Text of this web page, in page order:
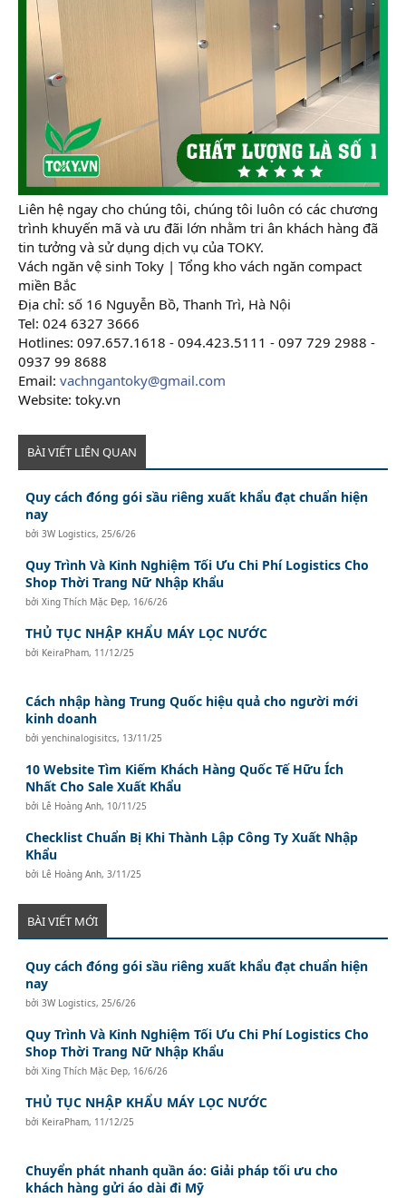
Liên hệ ngay cho chúng tôi, chúng tôi luôn có các chương
trình khuyến mã và ưu đãi lớn nhằm tri ân khách hàng đã
tin tưởng và sử dụng dịch vụ của TOKY.
Vách ngăn vệ sinh Toky | Tổng kho vách ngăn compact
miền Bắc
Địa chỉ: số 16 Nguyễn Bồ, Thanh Trì, Hà Nội
Tel: 024 6327 3666
Hotlines: 097.657.1618 - 094.423.5111 - 097 729 2988 -
0937 99 8688
Email: vachngantoky@gmail.com
Website: toky.vn
BÀI VIẾT LIÊN QUAN
Quy cách đóng gói sầu riêng xuất khẩu đạt chuẩn hiện
nay
bởi3W Logistics,25/6/26
Quy Trình Và Kinh Nghiệm Tối Ưu Chi Phí Logistics Cho
Shop Thời Trang Nữ Nhập Khẩu
bởiXing Thích Mặc Đẹp, 16/6/26
THỦ TỤC NHẬP KHẨU MÁY LỌC NƯỚC
bởi KeiraPham, 11/12/25
Cách nhập hàng Trung Quốc hiệu quả cho người mới
kinh doanh
bởiyenchinalogisitcs, 13/11/25
10 Website Tìm Kiếm Khách Hàng Quốc Tế Hữu Ích
Nhất Cho Sale Xuất Khẩu
bởi Lê Hoàng Anh, 10/11/25
Checklist Chuẩn Bị Khi Thành Lập Công Ty Xuất Nhập
Khẩu
bởi Lê Hoàng Anh,3/11/25
BÀI VIẾT MỚI
Quy cách đóng gói sầu riêng xuất khẩu đạt chuẩn hiện
nay
bởi3W Logistics,25/6/26
Quy Trình Và Kinh Nghiệm Tối Ưu Chi Phí Logistics Cho
Shop Thời Trang Nữ Nhập Khẩu
bởiXing Thích Mặc Đẹp, 16/6/26
THỦ TỤC NHẬP KHẨU MÁY LỌC NƯỚC
bởi KeiraPham, 11/12/25
Chuyển phát nhanh quần áo: Giải pháp tối ưu cho
khách hàng gửi áo dài đi Mỹ